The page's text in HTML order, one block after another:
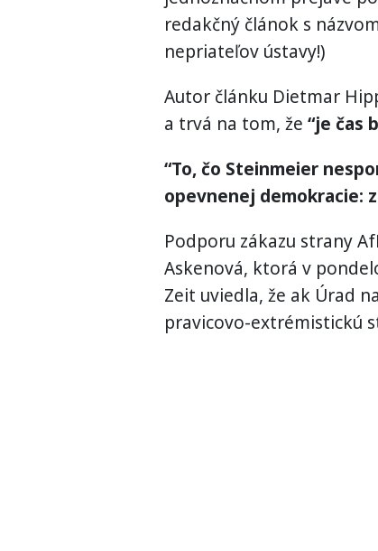
redakčný článok s
nepriateľov ústavy!)
Autor článku Dietmar
a trvá na tom, že “je čas
“To, čo Steinmeier
opevnenej demokracie:
Podporu zákazu strany
Askenová, ktorá v
Zeit uviedla, že ak Úrad
pravicovo-extrémistickú